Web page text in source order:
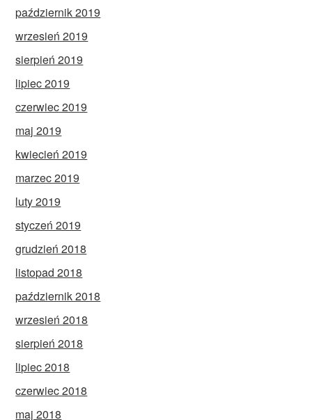
październik 2019
wrzesień 2019
sierpień 2019
lipiec 2019
czerwiec 2019
maj 2019
kwiecień 2019
marzec 2019
luty 2019
styczeń 2019
grudzień 2018
listopad 2018
październik 2018
wrzesień 2018
sierpień 2018
lipiec 2018
czerwiec 2018
maj 2018